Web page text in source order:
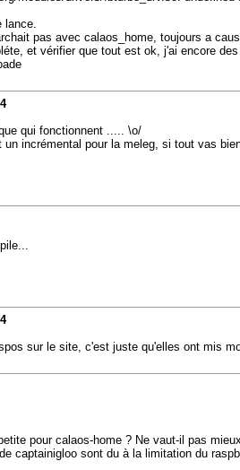
lance.
pas avec calaos_home, toujours a
et vérifier que tout est ok, j'ai encore
qui fonctionnent ..... \o/
incrémental pour la meleg, si tout vas
sur le site, c'est juste qu'elles ont mis
pour calaos-home ? Ne vaut-il pas
captainigloo sont du à la limitation du